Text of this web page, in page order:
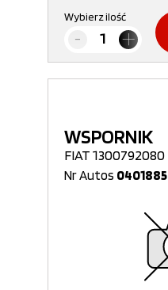
Wybierz ilość
WSPORNIK
FIAT 1300792080
Nr Autos 0401885